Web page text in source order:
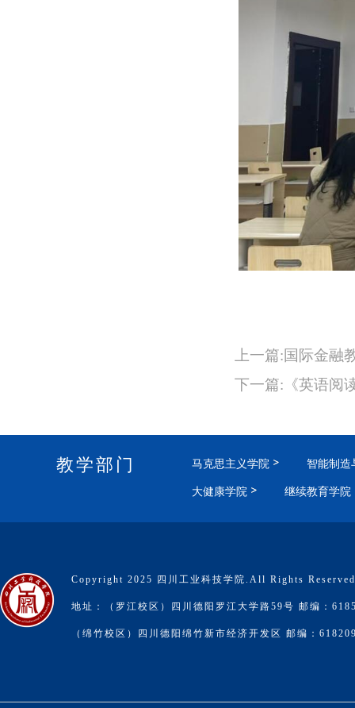
上一篇:国际金融
下一篇:《英语阅
教学部门 马克思主义学院
智能制造
大健康学院
继续教育学院
Copyright 2025 四川工业科技学院.All Rights
地址：（罗江校区）四川德阳罗江大学路59号 邮编：
（绵竹校区）四川德阳绵竹新市经济开发区 邮编：